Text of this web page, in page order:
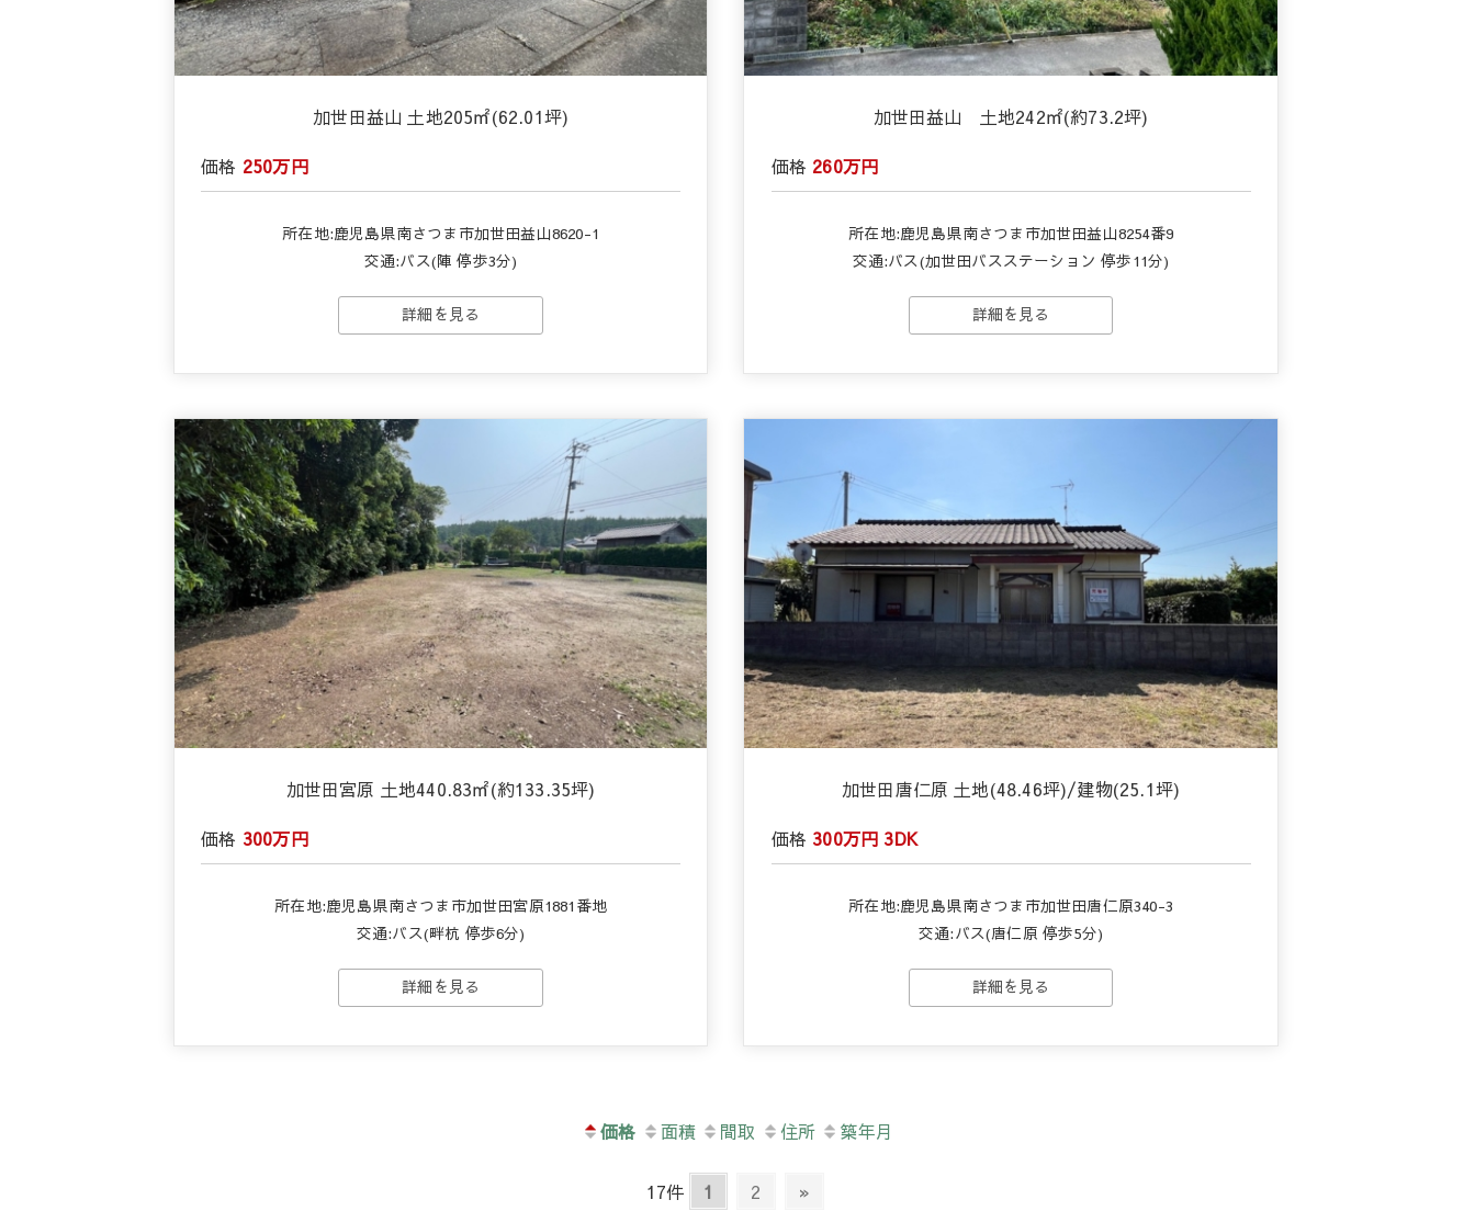
加世田益山 土地205㎡(62.01坪)
価格 250万円
所在地:鹿児島県南さつま市加世田益山8620-1
交通:バス(陣 停歩3分)
詳細を見る
加世田益山 土地242㎡(約73.2坪)
価格 260万円
所在地:鹿児島県南さつま市加世田益山8254番9
交通:バス(加世田バスステーション 停歩11分)
詳細を見る
加世田宮原 土地440.83㎡(約133.35坪)
価格 300万円
所在地:鹿児島県南さつま市加世田宮原1881番地
交通:バス(畔杭 停歩6分)
詳細を見る
加世田唐仁原 土地(48.46坪)/建物(25.1坪)
価格 300万円 3DK
所在地:鹿児島県南さつま市加世田唐仁原340-3
交通:バス(唐仁原 停歩5分)
詳細を見る
価格 面積 間取 住所 築年月
17件 1 2 »